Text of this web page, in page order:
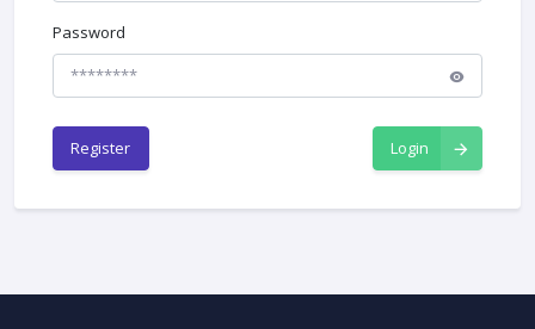
Password
Register Login